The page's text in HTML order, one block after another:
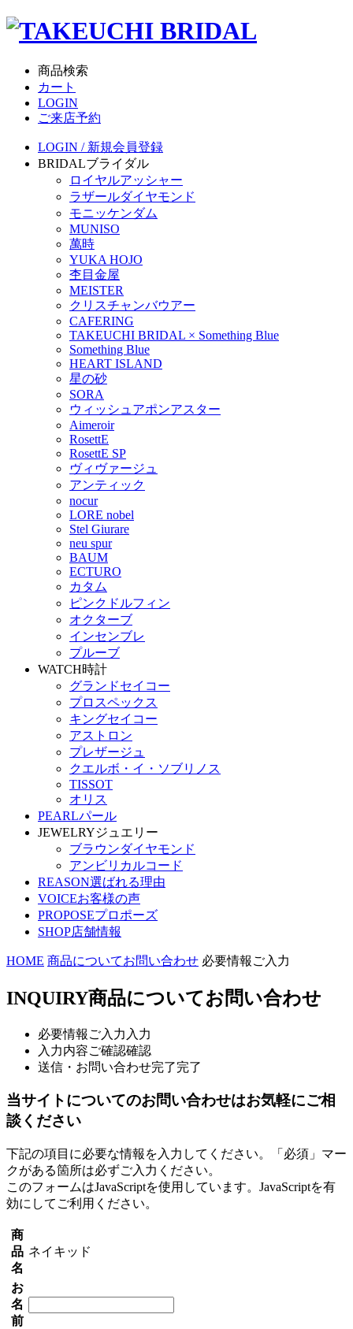
商品検索
カート
LOGIN
ご来店予約
LOGIN / 新規会員登録
BRIDALブライダル
ロイヤルアッシャー
ラザールダイヤモンド
モニッケンダム
MUNISO
萬時
YUKA HOJO
杢目金屋
MEISTER
クリスチャンバウアー
CAFERING
TAKEUCHI BRIDAL × Something Blue
Something Blue
HEART ISLAND
星の砂
SORA
ウィッシュアポンアスター
Aimeroir
RosettE
RosettE SP
ヴィヴァージュ
アンティック
nocur
LORE nobel
Stel Giurare
neu spur
BAUM
ECTURO
カタム
ピンクドルフィン
オクターブ
インセンブレ
プルーブ
WATCH時計
グランドセイコー
プロスペックス
キングセイコー
アストロン
プレザージュ
クエルボ・イ・ソブリノス
TISSOT
オリス
PEARLパール
JEWELRYジュエリー
ブラウンダイヤモンド
アンビリカルコード
REASON選ばれる理由
VOICEお客様の声
PROPOSEプロポーズ
SHOP店舗情報
HOME 商品についてお問い合わせ 必要情報ご入力
INQUIRY商品についてお問い合わせ
必要情報ご入力 入力
入力内容ご確認確認
送信・お問い合わせ完了完了
当サイトについてのお問い合わせはお気軽にご相
談ください
下記の項目に必要な情報を入力してください。「必須」マー
クがある箇所は必ずご入力ください。
このフォームはJavaScriptを使用しています。JavaScriptを有
効にしてご利用ください。
商
品
名
ネイキッド
お
名
前